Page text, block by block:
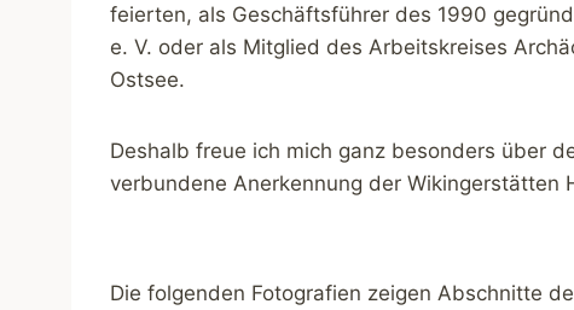
feierten, als Geschäftsführer des 1990
e. V. oder als Mitglied des Arbeitskreises
Ostsee.
Deshalb freue ich mich ganz besonders über
verbundene Anerkennung der Wikingerstätten
Die folgenden Fotografien zeigen Abschnitte